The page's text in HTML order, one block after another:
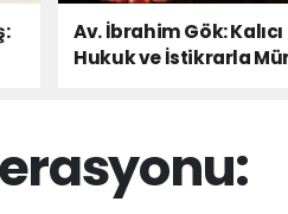
Av. İbrahim Gök: Kalıcı
Hukuk ve İstikrarla